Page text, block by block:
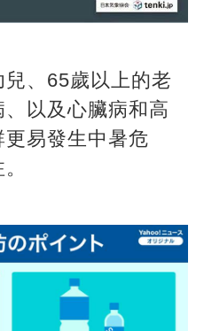
、65歲以上的老
以及心臟病和高
易發生中暑危